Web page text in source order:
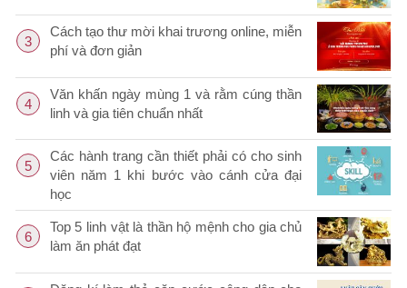
3
Cách tạo thư mời khai trương online, miễn
phí và đơn giản
4
Văn khấn ngày mùng 1 và rằm cúng thần
linh và gia tiên chuẩn nhất
5
Các hành trang cần thiết phải có cho sinh
viên năm 1 khi bước vào cánh cửa đại
học
6
Top 5 linh vật là thần hộ mệnh cho gia chủ
làm ăn phát đạt